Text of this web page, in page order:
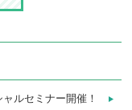
ルセミナー開催！